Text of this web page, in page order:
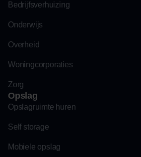
Bedrijfsverhuizing
Onderwijs
Overheid
Woningcorporaties
Zorg
Opslag
Opslagruimte huren
Self storage
Mobiele opslag